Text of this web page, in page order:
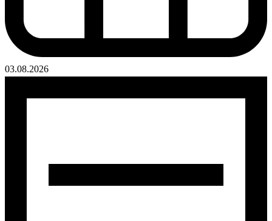
03.08.2026